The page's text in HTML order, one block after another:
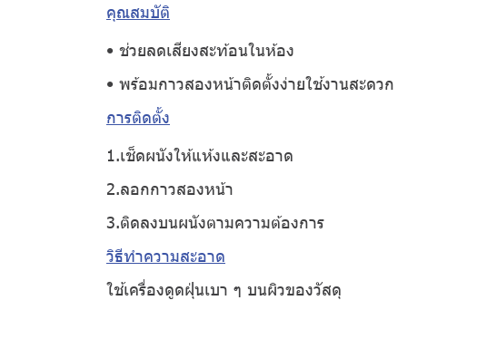
คุณสมบัติ
• ช่วยลดเสียงสะท้อนในห้อง
• พร้อมกาวสองหน้าติดตั้งง่ายใช้งานสะดวก
การติดตั้ง
1.เช็ดผนังให้แห้งและสะอาด
2.ลอกกาวสองหน้า
3.ติดลงบนผนังตามความต้องการ
วิธีทำความสะอาด
ใช้เครื่องดูดฝุ่นเบา ๆ บนผิวของวัสดุ